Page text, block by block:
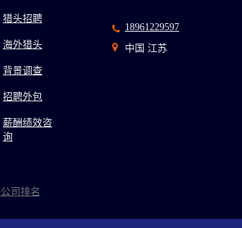
猎头招聘
海外猎头
背景调查
招聘外包
薪酬绩效咨
询
18961229597
中国 江苏
司排名